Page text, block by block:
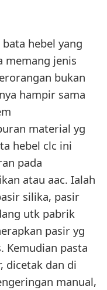
hebel yang
memang jenis
bukan
hampir sama
material yg
hebel clc ini
pada
atau aac. Ialah
silika, pasir
utk pabrik
pasir yg
Kemudian pasta
dicetak dan di
manual,